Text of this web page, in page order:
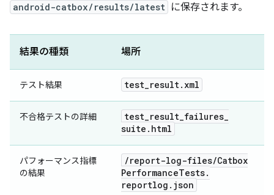
android-catbox/results/latest に保存されます。
結果の種類 場所
テスト結果 test result . xml
不合格テストの詳細 test result failures
suite . html
パフォーマンス指標
の結果
/report-log-files/Catbox
PerformanceTests.
reportlog . json